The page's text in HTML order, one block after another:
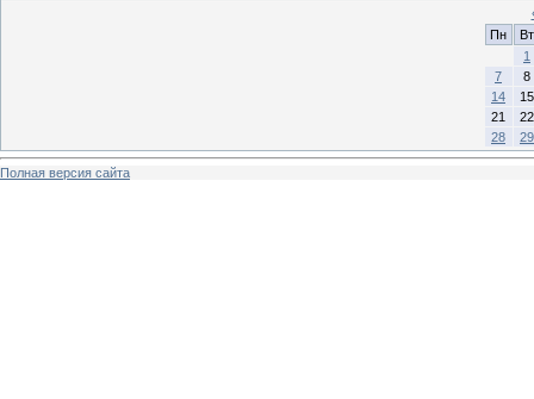
Пн
Вт
1
7
8
14
15
21
22
28
29
Полная версия сайта